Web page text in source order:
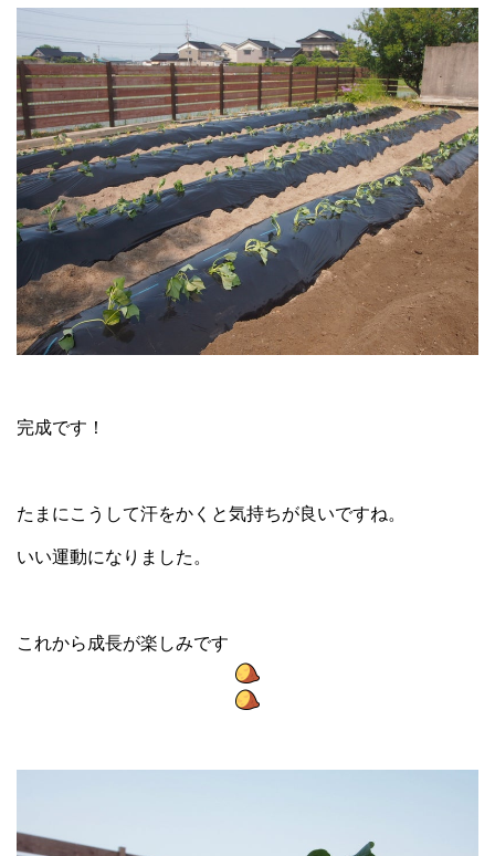
完成です！
たまにこうして汗をかくと気持ちが良いですね。
いい運動になりました。
これから成長が楽しみです